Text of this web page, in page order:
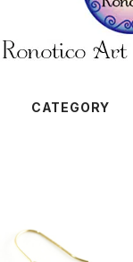
CATEGORY